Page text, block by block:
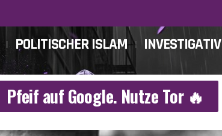
POLITISCHER ISLAM INVESTIGATIV
Pfeif auf Google. Nutze Tor 🔥